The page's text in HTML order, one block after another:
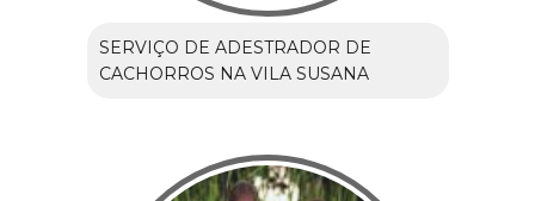
SERVIÇO DE ADESTRADOR DE
CACHORROS NA VILA SUSANA